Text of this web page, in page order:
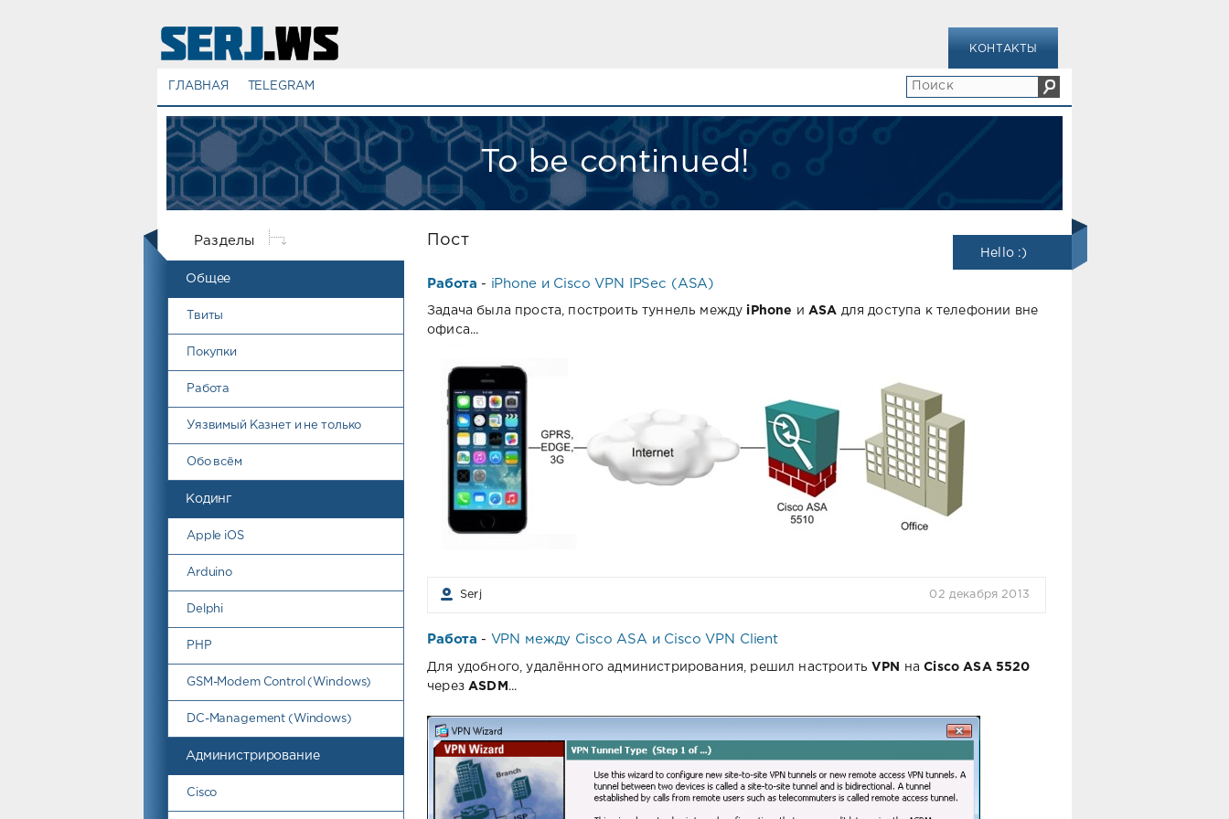
КОНТАКТЫ
ГЛАВНАЯ TELEGRAM
To be continued!
Разделы
Общее
Твиты
Покупки
Работа
Уязвимый Казнет и не только
Обо всём
Кодинг
Apple iOS
Arduino
Delphi
PHP
GSM-Modem Control (Windows)
DC-Management (Windows)
Администрирование
Cisco
Пост
Hello :)
Работа - iPhone и Cisco VPN IPSec (ASA)
Задача была проста, построить туннель между iPhone и ASA для доступа к телефонии вне
офиса...
Serj 02 декабря 2013
Работа - VPN между Cisco ASA и Cisco VPN Client
Для удобного, удалённого администрирования, решил настроить VPN наCisco ASA 5520
через ASDM ...